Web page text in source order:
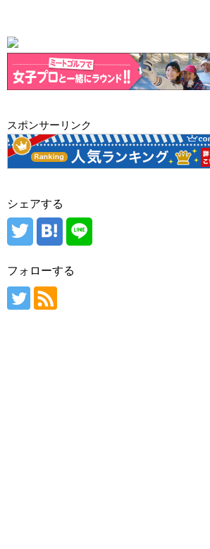
スポンサーリンク
シェアする
フォローする